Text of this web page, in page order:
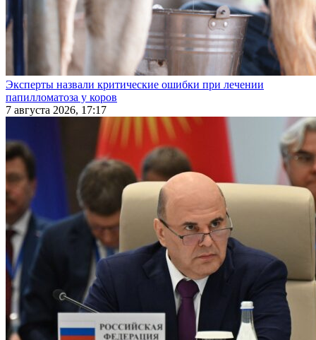
Эксперты назвали критические ошибки при лечении
папилломатоза у коров
7 августа 2026, 17:17